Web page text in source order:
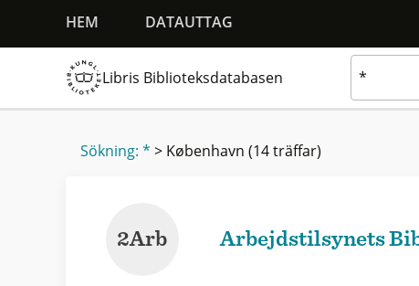
HEM DATAUTTAG
Libris Biblioteksdatabasen
Sökning: * > København (14 träffar)
2Arb Arbejdstilsynets